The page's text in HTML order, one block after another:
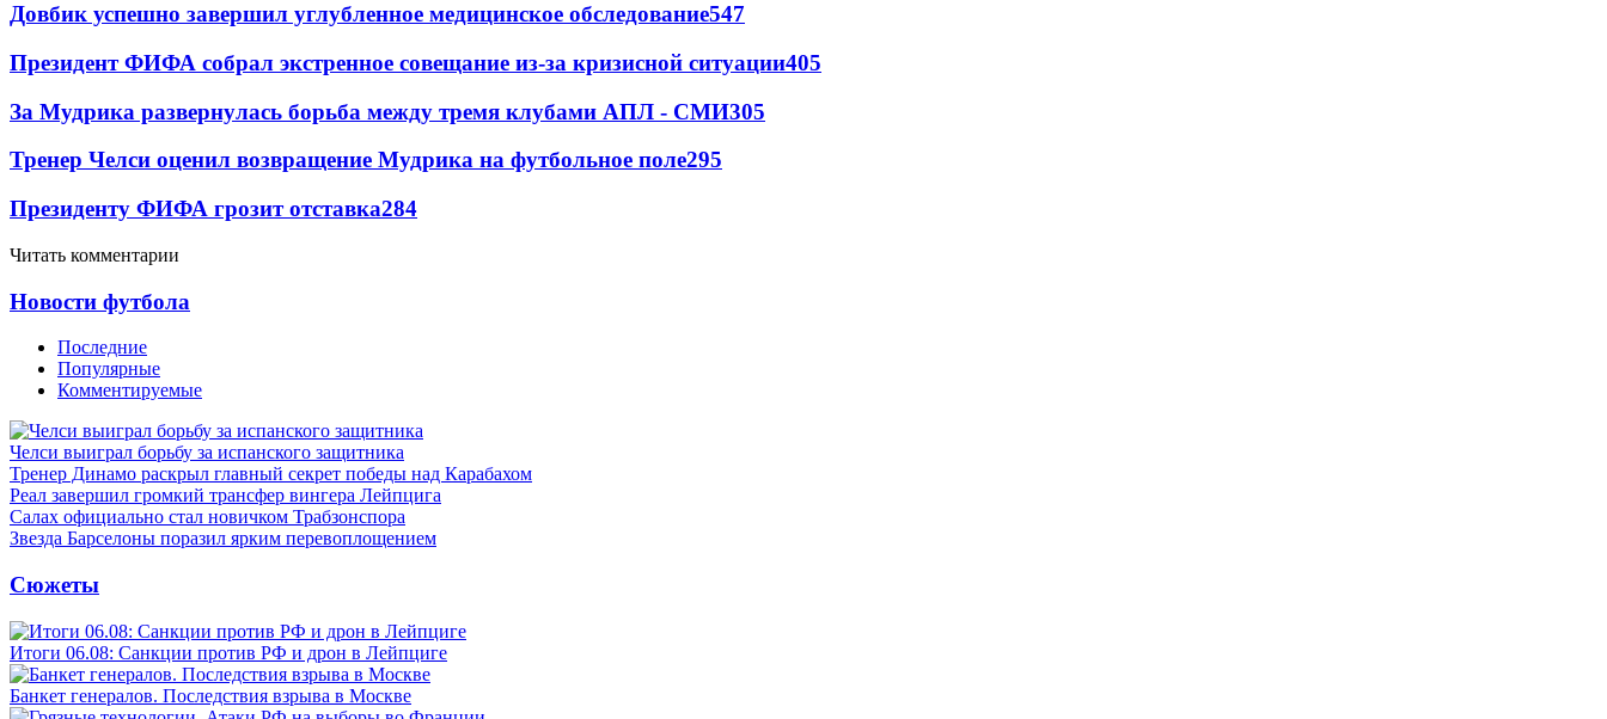
Довбик успешно завершил углубленное медицинское обследование547
Президент ФИФА собрал экстренное совещание из-за кризисной ситуации405
За Мудрика развернулась борьба между тремя клубами АПЛ - СМИ305
Тренер Челси оценил возвращение Мудрика на футбольное поле295
Президенту ФИФА грозит отставка284
Читать комментарии
Новости футбола
Последние
Популярные
Комментируемые
Челси выиграл борьбу за испанского защитника
Тренер Динамо раскрыл главный секрет победы над Карабахом
Реал завершил громкий трансфер вингера Лейпцига
Салах официально стал новичком Трабзонспора
Звезда Барселоны поразил ярким перевоплощением
Сюжеты
Итоги 06.08: Санкции против РФ и дрон в Лейпциге
Банкет генералов. Последствия взрыва в Москве